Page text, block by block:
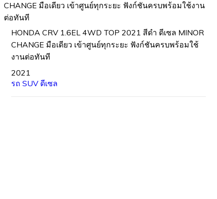
CHANGE มือเดียว เข้าศูนย์ทุกระยะ ฟังก์ชันครบพร้อมใช้งาน
ต่อทันที
HONDA CRV 1.6EL 4WD TOP 2021 สีดำ ดีเซล MINOR
CHANGE มือเดียว เข้าศูนย์ทุกระยะ ฟังก์ชันครบพร้อมใช้
งานต่อทันที
2021
รถ SUV ดีเซล